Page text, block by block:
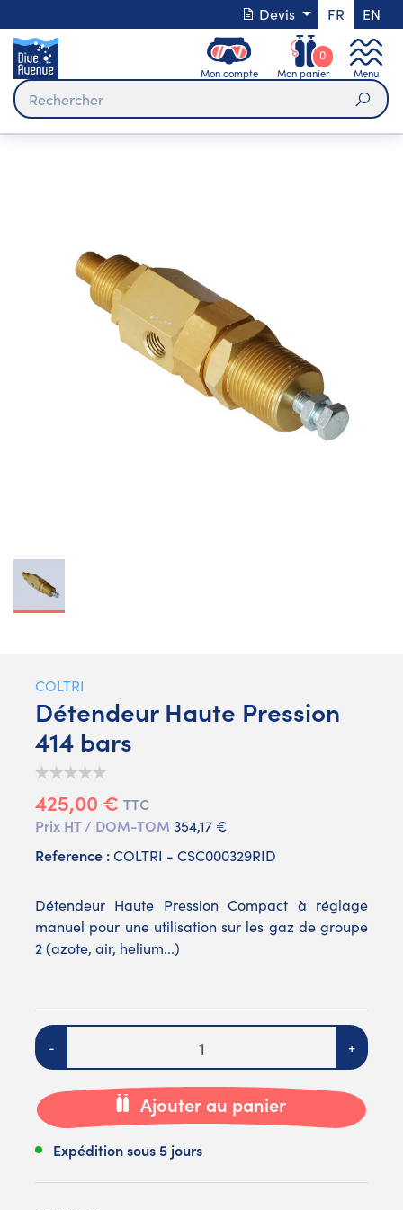
Devis FR EN
Mon compte Mon panier
0
Menu
COLTRI
Détendeur Haute Pression
414 bars
425,00 € TTC
Prix HT / DOM-TOM 354,17 €
Reference :COLTRI - CSC000329RID
Détendeur Haute Pression Compact à réglage
manuel pour une utilisation sur les gaz de groupe
2 (azote, air, helium...)
Quantité
- +
Ajouter au panier
Expédition sous 5 jours